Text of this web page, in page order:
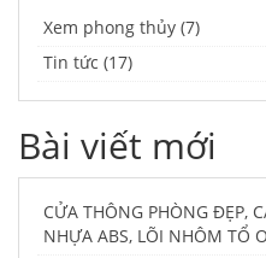
Xem phong thủy (7)
Tin tức (17)
Bài viết mới
CỬA THÔNG PHÒNG ĐẸP,
NHỰA ABS, LÕI NHÔM TỔ